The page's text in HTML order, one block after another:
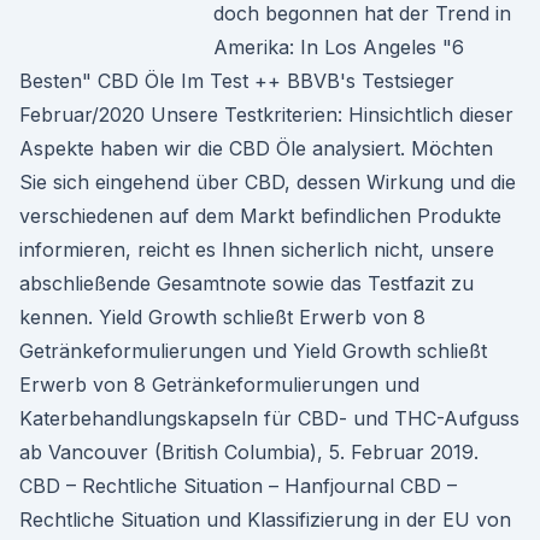
doch begonnen hat der Trend in
Amerika: In Los Angeles "6
Besten" CBD Öle Im Test ++ BBVB's Testsieger
Februar/2020 Unsere Testkriterien: Hinsichtlich dieser
Aspekte haben wir die CBD Öle analysiert. Möchten
Sie sich eingehend über CBD, dessen Wirkung und die
verschiedenen auf dem Markt befindlichen Produkte
informieren, reicht es Ihnen sicherlich nicht, unsere
abschließende Gesamtnote sowie das Testfazit zu
kennen. Yield Growth schließt Erwerb von 8
Getränkeformulierungen und Yield Growth schließt
Erwerb von 8 Getränkeformulierungen und
Katerbehandlungskapseln für CBD- und THC-Aufguss
ab Vancouver (British Columbia), 5. Februar 2019.
CBD – Rechtliche Situation – Hanfjournal CBD –
Rechtliche Situation und Klassifizierung in der EU von